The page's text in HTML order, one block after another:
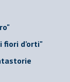
fiori d’orti"